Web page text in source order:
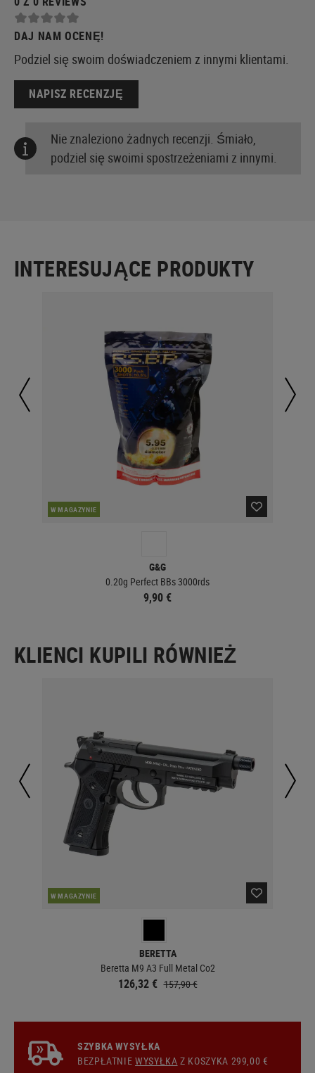
DAJ NAM OCENĘ!
Podziel się swoim doświadczeniem z innymi klientami.
NAPISZ RECENZJĘ
Nie znaleziono żadnych recenzji. Śmiało,
podziel się swoimi spostrzeżeniami z innymi.
INTERESUJĄCE PRODUKTY
W MAGAZYNIE
G&G
0.20g Perfect BBs 3000rds
9,90 €
KLIENCI KUPILI RÓWNIEŻ
W MAGAZYNIE
BERETTA
Beretta M9 A3 Full Metal Co2
126,32 € 157,90 €
SZYBKA WYSYŁKA
BEZPŁATNIEWYSYŁKA Z KOSZYKA 299,00 €